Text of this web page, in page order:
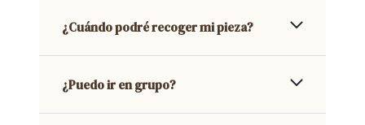
¿Cuándo podré recoger mi pieza?
¿Puedo ir en grupo?